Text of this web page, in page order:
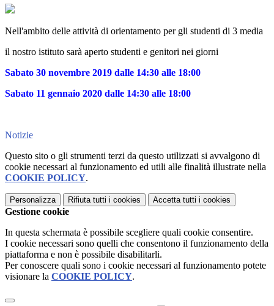
Nell'ambito delle attività di orientamento per gli studenti di 3 media
il nostro istituto sarà aperto studenti e genitori nei giorni
Sabato 30 novembre 2019 dalle 14:30 alle 18:00
Sabato 11 gennaio 2020 dalle 14:30 alle 18:00
Notizie
Questo sito o gli strumenti terzi da questo utilizzati si avvalgono di
cookie necessari al funzionamento ed utili alle finalità illustrate nella
COOKIE POLICY.
Personalizza Rifiuta tutti i cookies Accetta tutti i cookies
Gestione cookie
In questa schermata è possibile scegliere quali cookie consentire.
I cookie necessari sono quelli che consentono il funzionamento della
piattaforma e non è possibile disabilitarli.
Per conoscere quali sono i cookie necessari al funzionamento potete
visionare la COOKIE POLICY.